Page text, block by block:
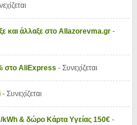
και άλλαξε στο Allazorevma.gr -
στο AliExpress - Συνεχίζεται
- Συνεχίζεται
kWh & δώρο Κάρτα Υγείας 150€ -